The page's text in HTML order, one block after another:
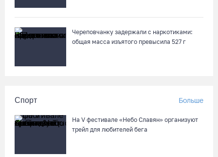
Череповчанку задержали с наркотиками:
общая масса изъятого превысила 527 г
Спорт Больше
На V фестивале «Небо Славян» организуют
трейл для любителей бега